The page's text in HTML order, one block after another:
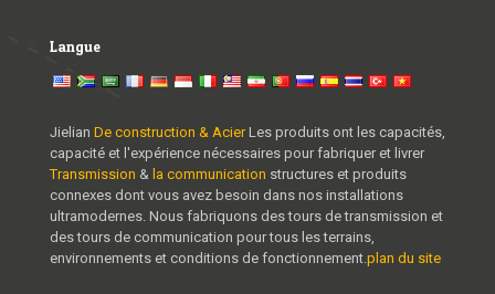
Langue
Jielian De construction & AcierLes produits ont les capacités,
capacité et l'expérience nécessaires pour fabriquer et livrer
Transmission & la communication structures et produits
connexes dont vous avez besoin dans nos installations
ultramodernes. Nous fabriquons des tours de transmission et
des tours de communication pour tous les terrains,
environnements et conditions de fonctionnement. plan du site